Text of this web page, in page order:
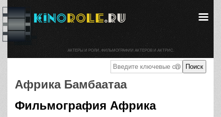
Африка Бамбаатаа
Фильмография Африка
АКТЕРЫ И РОЛИ. ФИЛЬМОГРАФИИ АКТЕРОВ И АКТРИС.